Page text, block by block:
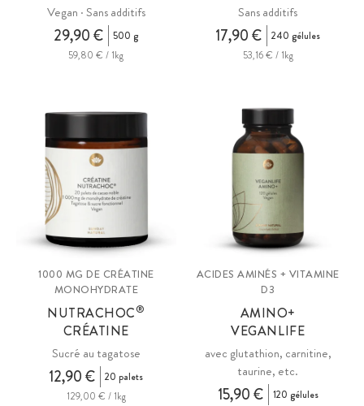
Vegan · Sans additifs
29,90 €
500 g
59,80 € / 1kg
Sans additifs
17,90 €
240 gélules
53,16 € / 1kg
1000 MG DE CRÉATINE
MONOHYDRATE
NUTRACHOC®
CRÉATINE
Sucré au tagatose
12,90 €
20 palets
129,00 € / 1kg
ACIDES AMINÉS + VITAMINE
D3
AMINO+
VEGANLIFE
avec glutathion, carnitine,
taurine, etc.
15,90 €
120 gélules